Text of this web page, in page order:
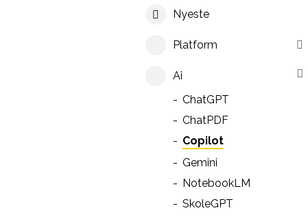
Nyeste
Platform
Ai
ChatGPT
ChatPDF
Copilot
Gemini
NotebookLM
SkoleGPT